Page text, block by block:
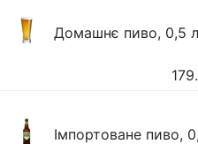
Домашнє пиво, 0,5
Імпортоване пиво,